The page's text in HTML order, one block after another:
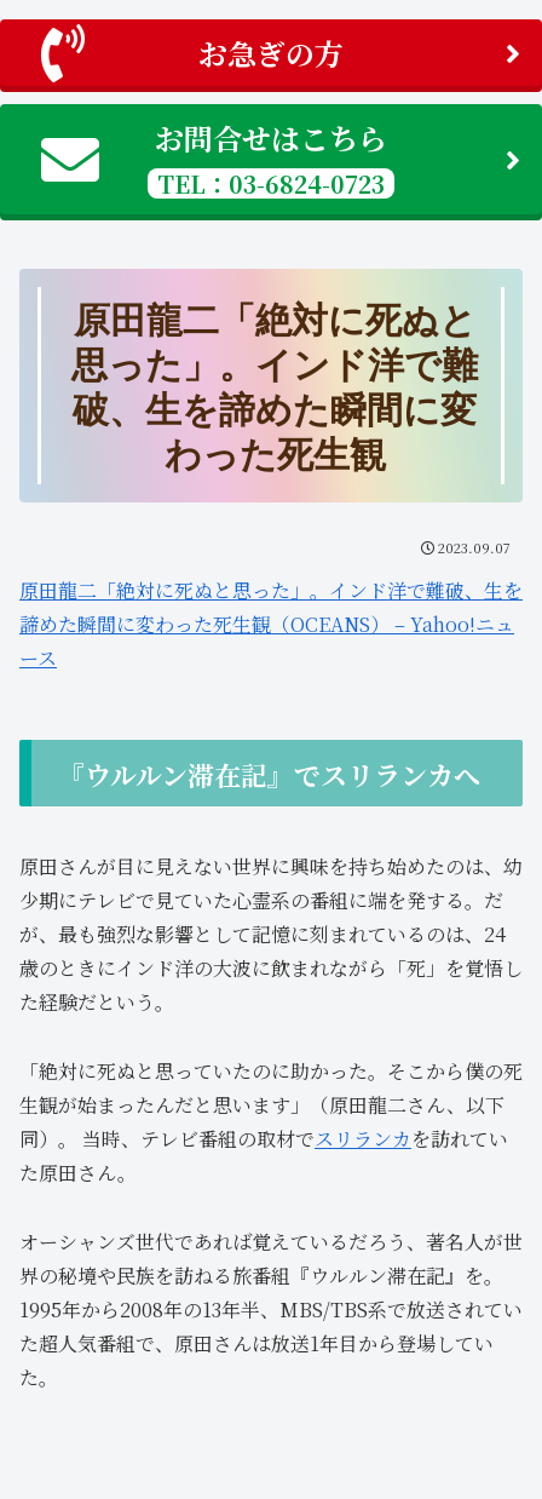
お急ぎの方
お問合せはこちら
TEL：03-6824-0723
原田龍二「絶対に死ぬと
思った」。インド洋で難
破、生を諦めた瞬間に変
わった死生観
2023.09.07
原田龍二「絶対に死ぬと思った」。インド洋で難破、生を
諦めた瞬間に変わった死生観（OCEANS） – Yahoo!ニュ
ース
『ウルルン滞在記』でスリランカへ
原田さんが目に見えない世界に興味を持ち始めたのは、幼
少期にテレビで見ていた心霊系の番組に端を発する。だ
が、最も強烈な影響として記憶に刻まれているのは、24
歳のときにインド洋の大波に飲まれながら「死」を覚悟し
た経験だという。
「絶対に死ぬと思っていたのに助かった。そこから僕の死
生観が始まったんだと思います」（原田龍二さん、以下
同）。 当時、テレビ番組の取材でスリランカを訪れてい
た原田さん。
オーシャンズ世代であれば覚えているだろう、著名人が世
界の秘境や民族を訪ねる旅番組『ウルルン滞在記』を。
1995年から2008年の13年半、MBS/TBS系で放送されてい
た超人気番組で、原田さんは放送1年目から登場してい
た。